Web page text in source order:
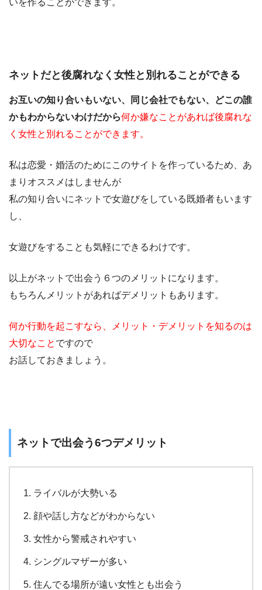
いを作ることができます。
ネットだと後腐れなく女性と別れることができる
お互いの知り合いもいない、同じ会社でもない、どこの誰
かもわからないわけだから何か嫌なことがあれば後腐れな
く女性と別れることができます。
私は恋愛・婚活のためにこのサイトを作っているため、あ
まりオススメはしませんが
私の知り合いにネットで女遊びをしている既婚者もいます
し、
女遊びをすることも気軽にできるわけです。
以上がネットで出会う６つのメリットになります。
もちろんメリットがあればデメリットもあります。
何か行動を起こすなら、メリット・デメリットを知るのは
大切なこと ですので
お話しておきましょう。
ネットで出会う6つデメリット
ライバルが大勢いる
顔や話し方などがわからない
女性から警戒されやすい
シングルマザーが多い
住んでる場所が遠い女性とも出会う